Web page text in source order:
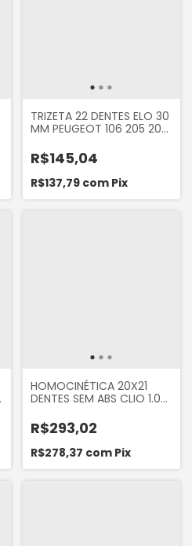
TRIZETA 22 DENTES ELO 30
MM PEUGEOT 106 205 206
SCENIC CLIO SANDERO
KANGOO LOGAN
R$145,04
R$137,79 com Pix
HOMOCINÉTICA 20X21
DENTES SEM ABS CLIO 1.0
2007 A 2012 MEGANE 1.6
2.0 16V SANDERO 1.0 16V
2007 A 2012
R$293,02
R$278,37 com Pix